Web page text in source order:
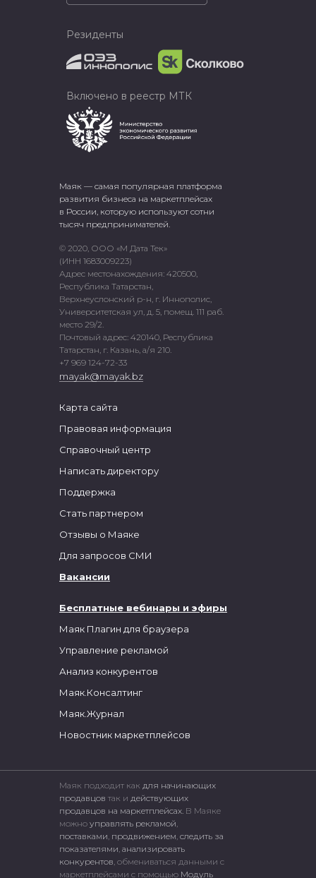
Маяк — самая популярная платформа
развития бизнеса на маркетплейсах
в России, которую используют сотни
тысяч предпринимателей.
© 2020, ООО «М Дата Тек»
(ИНН 1683009223)
Адрес местонахождения: 420500,
Республика Татарстан,
Верхнеуслонский р-н, г. Иннополис,
Университетская ул, д. 5, помещ. 111 раб.
место 29/2.
Почтовый адрес: 420140, Республика
Татарстан, г. Казань, а/я 210.
+7 969 124-72-33
mayak@mayak.bz
Бесплатные вебинары и эфиры
Маяк Плагин для браузера
Управление рекламой
Анализ конкурентов
Маяк.Консалтинг
Маяк.Журнал
Новостник маркетплейсов
Карта сайта
Правовая информация
Справочный центр
Написать директору
Поддержка
Стать партнером
Отзывы о Маяке
Для запросов СМИ
Вакансии
Резиденты
Включено в реестр МТК
Маяк подходит как для начинающих
продавцов так и действующих
продавцов на маркетплейсах. В Маяке
можно управлять рекламой,
поставками, продвижением, следить за
показателями, анализировать
конкурентов, обмениваться данными с
маркетплейсами c помощью Модуль